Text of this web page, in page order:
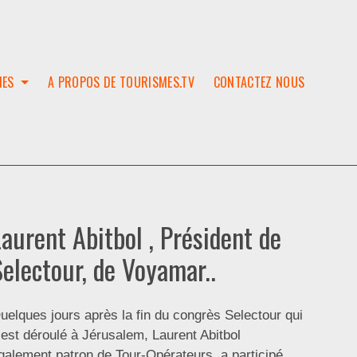
A PROPOS DE TOURISMES.TV CONTACTEZ NOUS
Abitbol , Président de
de Voyamar..
jours après la fin du congrès Selectour qui
déroulé à Jérusalem, Laurent Abitbol